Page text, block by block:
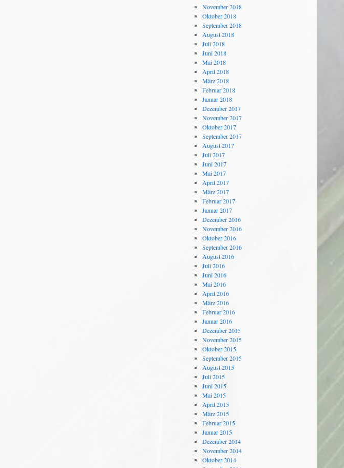
November 2018
Oktober 2018
September 2018
August 2018
Juli 2018
Juni 2018
Mai 2018
April 2018
März 2018
Februar 2018
Januar 2018
Dezember 2017
November 2017
Oktober 2017
September 2017
August 2017
Juli 2017
Juni 2017
Mai 2017
April 2017
März 2017
Februar 2017
Januar 2017
Dezember 2016
November 2016
Oktober 2016
September 2016
August 2016
Juli 2016
Juni 2016
Mai 2016
April 2016
März 2016
Februar 2016
Januar 2016
Dezember 2015
November 2015
Oktober 2015
September 2015
August 2015
Juli 2015
Juni 2015
Mai 2015
April 2015
März 2015
Februar 2015
Januar 2015
Dezember 2014
November 2014
Oktober 2014